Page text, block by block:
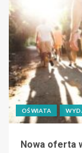
OŚWIATA
Nowa oferta